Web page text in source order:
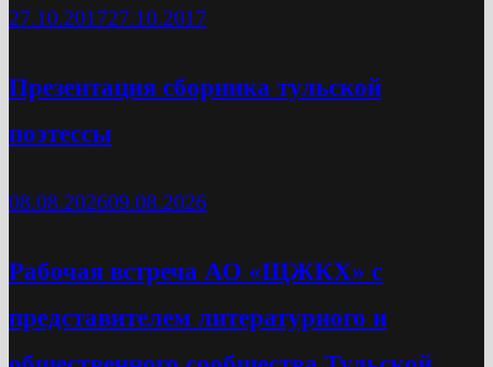
27.10.201727.10.2017
Презентация сборника тульской
поэтессы
08.08.202609.08.2026
Рабочая встреча АО «ЩЖКХ» с
представителем литературного и